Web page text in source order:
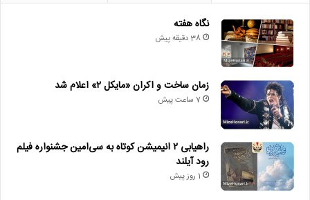
نگاه هفته
38 دقیقه پیش
زمان ساخت و اکران «مایکل ۲» اعلام شد
7 ساعت پیش
راهیابی ۲ انیمیشن کوتاه به سی‌امین جشنواره فیلم
رود آیلند
1 روز پیش